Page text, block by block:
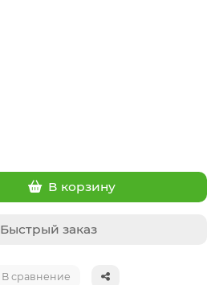
В корзину
Быстрый заказ
В сравнение